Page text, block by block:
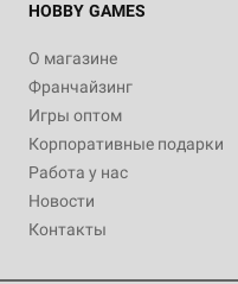
HOBBY GAMES
О магазине
Франчайзинг
Игры оптом
Корпоративные подарки
Работа у нас
Новости
Контакты